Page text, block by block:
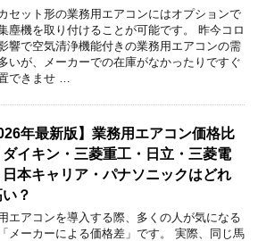
セット形の業務用エアコンにはオプションで
塵機を取り付けることが可能です。 昨今コロ
響で空気清浄機能付きの業務用エアコンの需
いが、メーカーでの在庫がなかったりですぐ
できませ …
年最新版】業務用エアコン価格比
イキン・三菱重工・日立・三菱電
本キャリア・パナソニックはどれ
？
エアコンを導入する際、多くの人が気になる
メーカーによる価格差」です。 実際、同じ馬